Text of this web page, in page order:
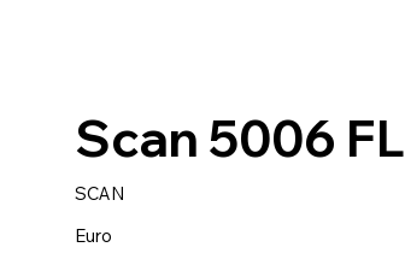
Scan 5006 FL
SCAN
Euro